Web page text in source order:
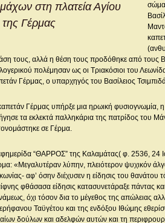
στη πλατεία Αγίου
της Γέρμας
σώμα
τους, αλλά η θέση τους προδόθηκε από τους
πολέμησαν ως οι Τριακόσιοι του
Γέρμας, ο υπαρχηγός του Βασίλειος
Γέρμας υπήρξε μια ηρωική φυσιογνωμία,
τα εκλεκτά παλληκάρια της πατρίδος του
σε Γέρμα.
“ΘΑΡΡΟΣ” της Καλαμάτας( φ. 2536, 24
«Μεγαλυτέραν λύπην, πλειότερον ψυχικόν
αφ’ όσην διέχυσεν η είδησις του
φθάσασα είδησις κατασυνετάραξε πάντας
όχι τόσον δια το μέγεθος της απώλειας
Ταϋγέτου και της ενδόξου Ιθώμης
δούλων και αδελφών αυτών και τη